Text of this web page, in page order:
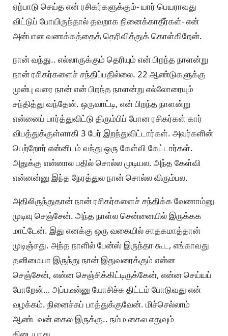
ஏற்பாடு செய்த என் ரசிகர்களுக்கும்- யார் பெயராவது
விட்டுப் போயிருந்தால் தவறாக நினைக்காதீர்கள்- என்
அன்பான வணக்கத்தைத் தெரிவித்துக் கொள்கிறேன்.
நான் வந்து.. எல்லாருக்கும் தெரியும் என் பிறந்த நாளன்று
நான் ரசிகர்களைச் சந்திப்பதில்லை. 22 ஆண்டுகளுக்கு
முன்பு வரை நான் என் பிறந்த நாளன்று எல்லோரையும்
சந்தித்து வந்தேன். ஒருவாட்டி, என் பிறந்த நாளன்று
என்னைப் பார்த்துவிட்டு திரும்பிப் போன ரசிகர்கள் கார்
விபத்துக்குள்ளாகி 3 பேர் இறந்துவிட்டார்கள். அவர்களின்
பெற்றோர் என்னிடம் வந்து ஒரு கேள்வி கேட்டார்கள்.
அதுக்கு என்னால பதில் சொல்ல முடியல. அந்த கேள்வி
என்னன்னு இந்த நேரத்துல நான் சொல்ல விரும்பல.
அதிலிருந்துதான் நான் ரசிகர்களைச் சந்திக்க வேணாம்னு
முடிவு செஞ்சேன். அந்த நாள்ல சென்னையில் இருக்கக
மாட்டேன். இது எனக்கு ஒரு வகையில் சாதகமாத்தான்
முடிஞ்சது. அந்த நாளில் பேன்ஸ் இருந்தா கூட, எங்காவது
தனிமையா இருந்து நான் இதுவரைக்கும் என்ன
செஞ்சேன், என்ன செஞ்சிக்கிட்டிருக்கேன், என்ன செய்யப்
போறேன்… அப்படீன்னு யோசிச்சு திட்டம் போடுவது என்
வழக்கம். நினைச்சுப் பாத்துக்குவேன். மிச்செல்லாம்
ஆண்டவன் கைல இருக்கு.. நம்ம கைல எதுவும்
கிடையாது.